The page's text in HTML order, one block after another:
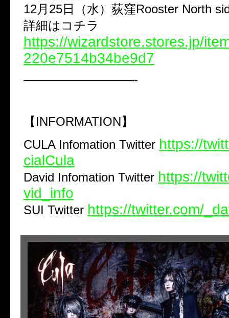
12月25日（水）荻窪Rooster North
詳細はコチラ
https://wizardstore.stores.jp/
220e7514b34be9d7
—————————-
【INFORMATION】
CULA Infomation Twitter https://
cialCula
David Infomation Twitter https://
vid_info
SUI Twitter https://twitter.com/